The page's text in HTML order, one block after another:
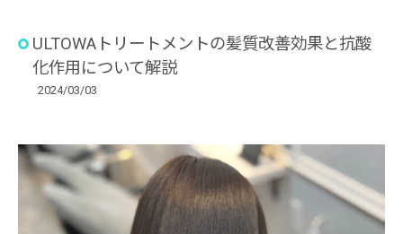
ULTOWAトリートメントの髪質改善効果と抗酸
化作用について解説
2024/03/03